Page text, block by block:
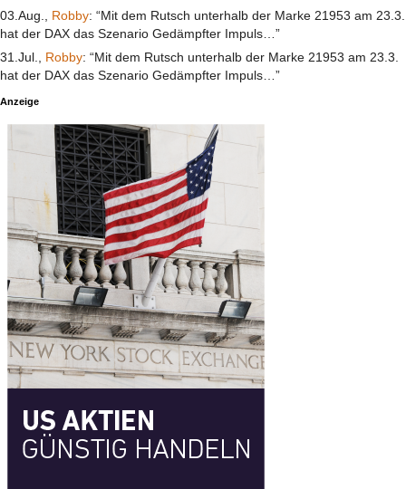
03.Aug., Robby: “Mit dem Rutsch unterhalb der Marke 21953 am 23.3.
hat der DAX das Szenario Gedämpfter Impuls…”
31.Jul., Robby: “Mit dem Rutsch unterhalb der Marke 21953 am 23.3.
hat der DAX das Szenario Gedämpfter Impuls…”
Anzeige